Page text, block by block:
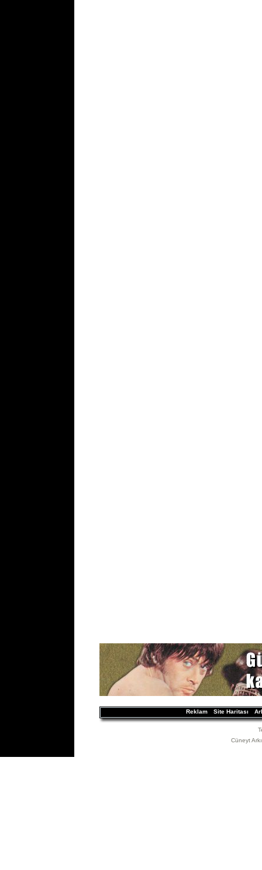
Reklam Site Haritası
Cüneyt